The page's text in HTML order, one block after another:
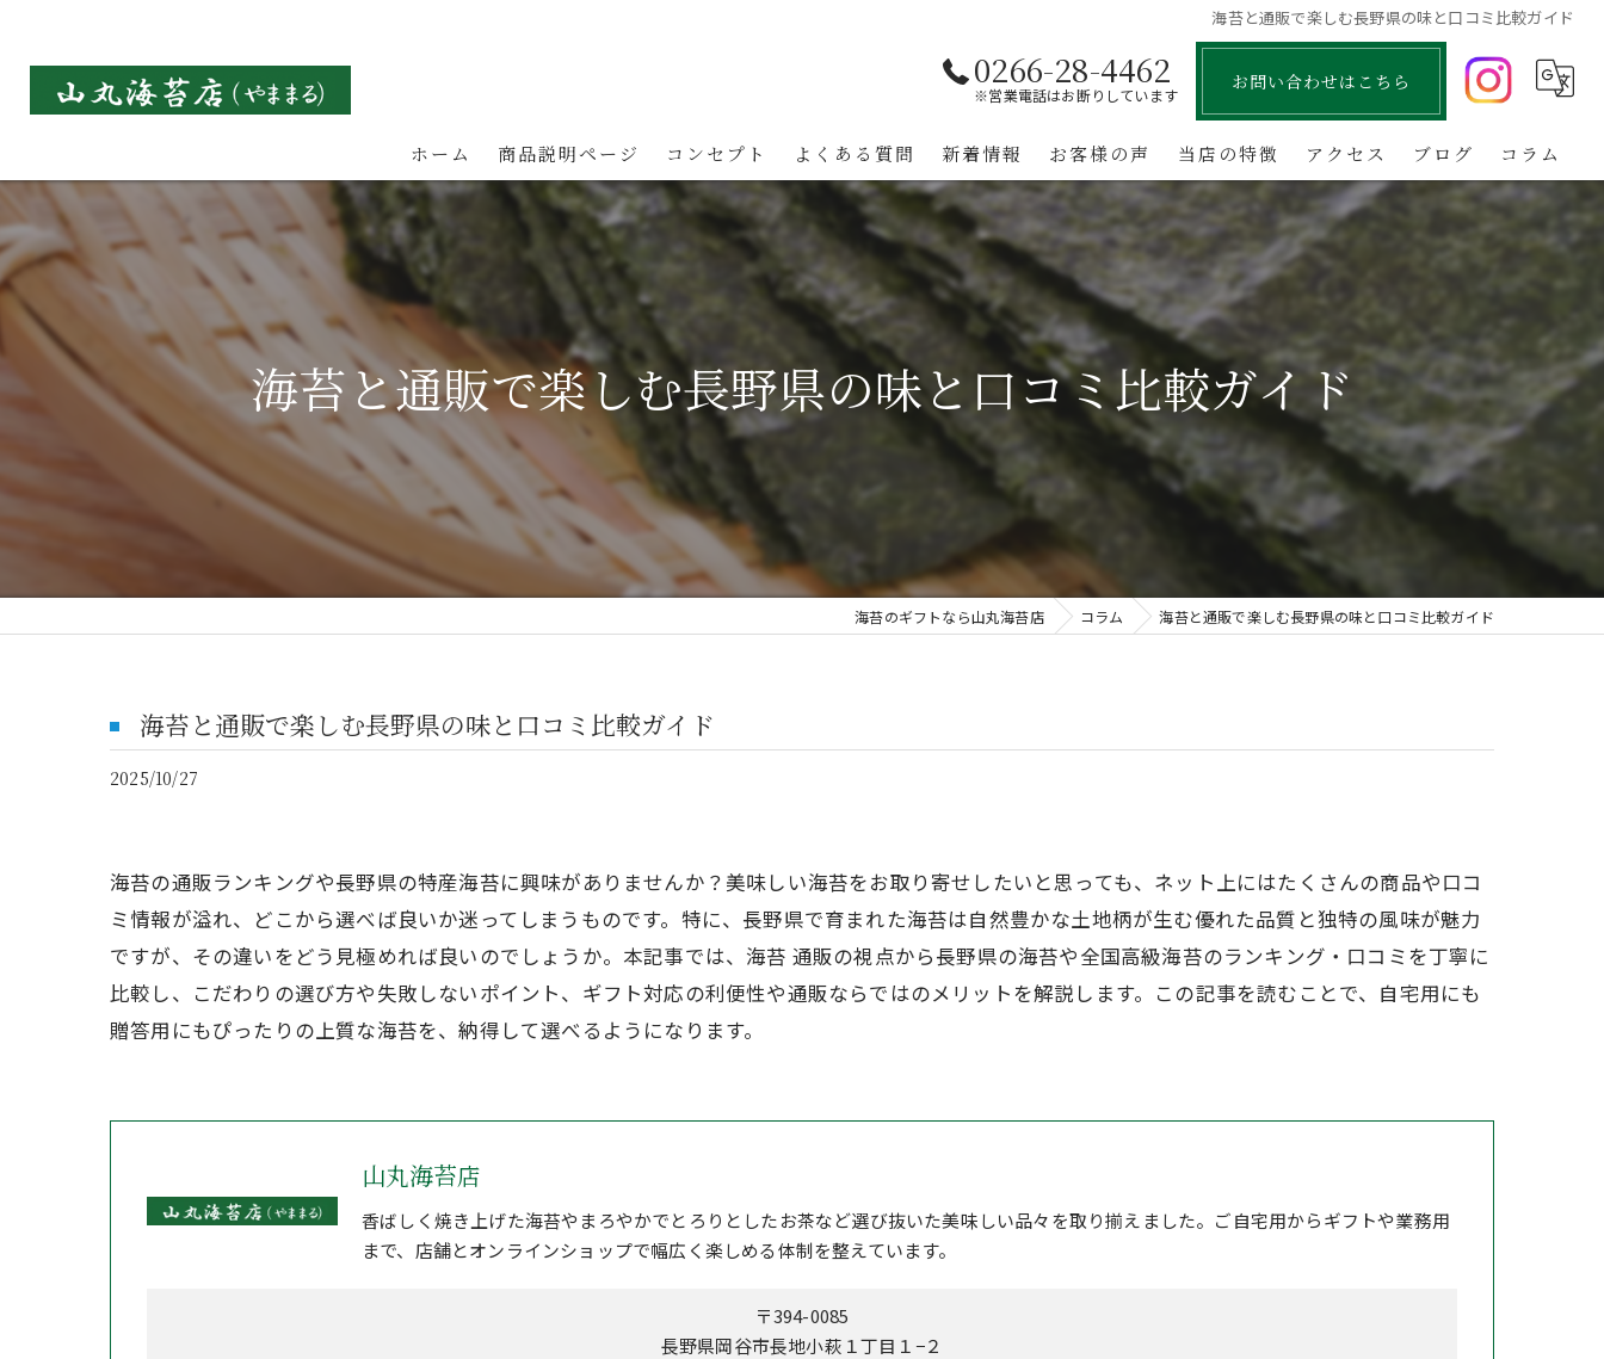
海苔と通販で楽しむ長野県の味と口コミ比較ガイド
0266-28-4462
※営業電話はお断りしています
お問い合わせはこちら
ホーム 商品説明ページ コンセプト よくある質問 新着情報 お客様の声 当店の特徴
国産
お中元
お歳暮
お取り寄せ
業務用
アクセス ブログ コラム
海苔と通販で楽しむ長野県の味と口コミ比較ガイド
海苔のギフトなら山丸海苔店 コラム 海苔と通販で楽しむ長野県の味と口コミ比較ガイド
海苔と通販で楽しむ長野県の味と口コミ比較ガイド
2025/10/27
海苔の通販ランキングや長野県の特産海苔に興味がありませんか？美味しい海苔をお取り寄せしたいと思っても、ネット上にはたくさんの商品や口コ
ミ情報が溢れ、どこから選べば良いか迷ってしまうものです。特に、長野県で育まれた海苔は自然豊かな土地柄が生む優れた品質と独特の風味が魅力
ですが、その違いをどう見極めれば良いのでしょうか。本記事では、海苔 通販の視点から長野県の海苔や全国高級海苔のランキング・口コミを丁寧に
比較し、こだわりの選び方や失敗しないポイント、ギフト対応の利便性や通販ならではのメリットを解説します。この記事を読むことで、自宅用にも
贈答用にもぴったりの上質な海苔を、納得して選べるようになります。
山丸海苔店
香ばしく焼き上げた海苔やまろやかでとろりとしたお茶など選び抜いた美味しい品々を取り揃えました。ご自宅用からギフトや業務用
まで、店舗とオンラインショップで幅広く楽しめる体制を整えています。
〒394-0085
長野県岡谷市長地小萩１丁目１−２